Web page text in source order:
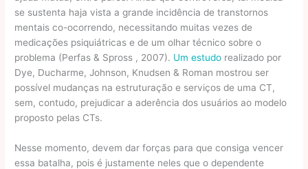
se sustenta haja vista a grande incidência de transtornos
mentais co-ocorrendo, necessitando muitas vezes de
medicações psiquiátricas e de um olhar técnico sobre o
problema (Perfas & Spross , 2007). Um estudo realizado por
Dye, Ducharme, Johnson, Knudsen & Roman mostrou ser
possível mudanças na estruturação e serviços de uma CT,
sem, contudo, prejudicar a aderência dos usuários ao modelo
proposto pelas CTs.
Nesse momento, devem dar forças para que consiga vencer
essa batalha, pois é justamente neles que o dependente